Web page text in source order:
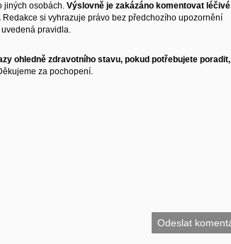
jiných osobách. Výslovně je zakázáno komentovat léčivé
Redakce si vyhrazuje právo bez předchozího upozornění
pravidla.
ohledně zdravotního stavu, pokud potřebujete poradit,
za pochopení.